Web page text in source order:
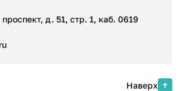
д. 51, стр. 1, каб. 0619
Наверх